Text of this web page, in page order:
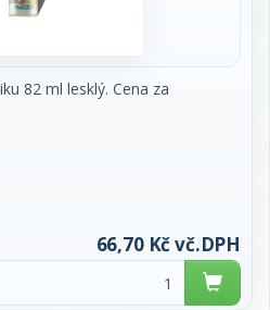
82 ml lesklý. Cena za
66,70 Kč vč.DPH